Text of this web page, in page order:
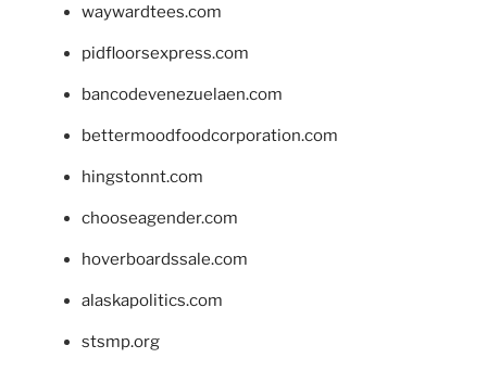
waywardtees.com
pidfloorsexpress.com
bancodevenezuelaen.com
bettermoodfoodcorporation.com
hingstonnt.com
chooseagender.com
hoverboardssale.com
alaskapolitics.com
stsmp.org